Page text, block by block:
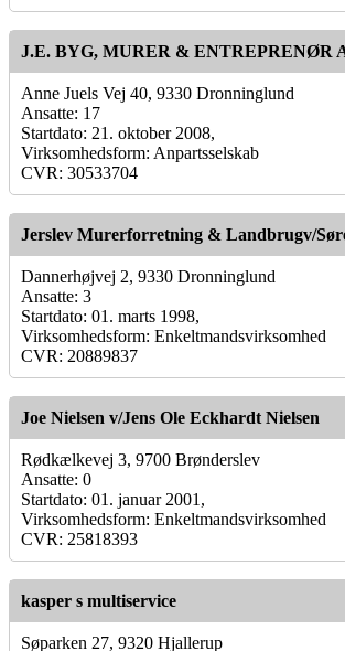
J.E. BYG, MURER & ENTREPRENØR
Anne Juels Vej 40, 9330 Dronninglund
Ansatte: 17
Startdato: 21. oktober 2008,
Virksomhedsform: Anpartsselskab
CVR: 30533704
Jerslev Murerforretning & Landbrugv/
Dannerhøjvej 2, 9330 Dronninglund
Ansatte: 3
Startdato: 01. marts 1998,
Virksomhedsform: Enkeltmandsvirksomhed
CVR: 20889837
Joe Nielsen v/Jens Ole Eckhardt Nielsen
Rødkælkevej 3, 9700 Brønderslev
Ansatte: 0
Startdato: 01. januar 2001,
Virksomhedsform: Enkeltmandsvirksomhed
CVR: 25818393
kasper s multiservice
Søparken 27, 9320 Hjallerup